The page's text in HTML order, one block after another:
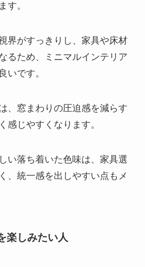
す。
界がすっきりし、家具や床材
るため、ミニマルインテリア
いです。
、窓まわりの圧迫感を減らす
感じやすくなります。
い落ち着いた色味は、家具選
、統一感を出しやすい点もメ
楽しみたい人